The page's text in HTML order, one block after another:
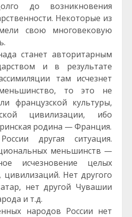
до возникновения
Некоторые из
свою многовековую
станет авторитарным
и в результате
там исчезнет
то это не
французской культуры,
цивилизации, ибо
родина — Франция.
другая ситуация.
меньшинств —
исчезновение целых
цивилизаций. Нет другого
нет другой Чувашии
и т.д.
народов России нет